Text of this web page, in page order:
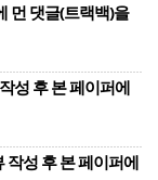
먼 댓글(트랙백)을
성 후 본 페이퍼에
작성 후 본 페이퍼에